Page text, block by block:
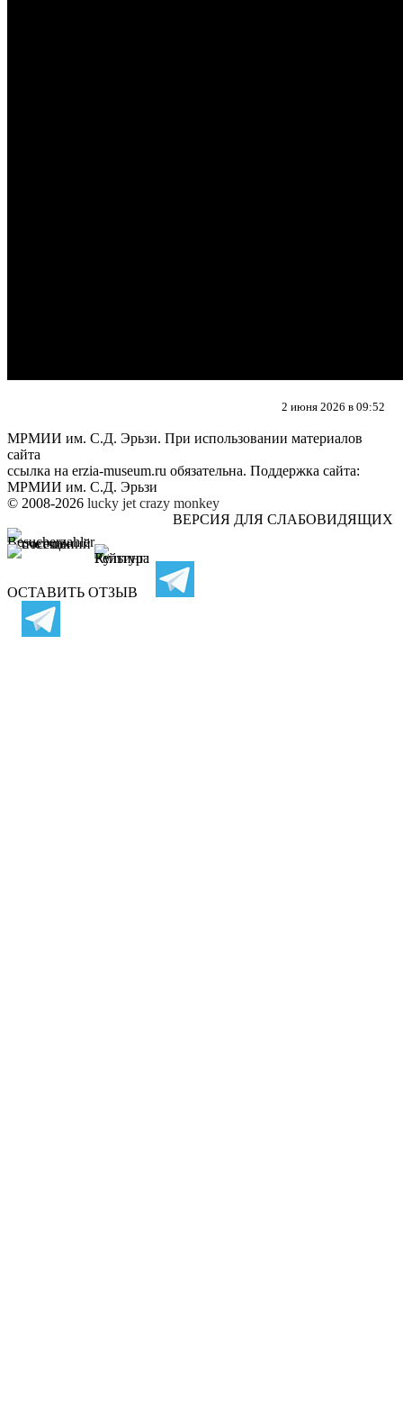
2 июня 2026 в 09:52
МРМИИ им. С.Д. Эрьзи. При использовании материалов
сайта
ссылка на erzia-museum.ru обязательна. Поддержка сайта:
МРМИИ им. С.Д. Эрьзи
© 2008-2026 lucky jet crazy monkey
ВЕРСИЯ ДЛЯ СЛАБОВИДЯЩИХ
ОСТАВИТЬ ОТЗЫВ